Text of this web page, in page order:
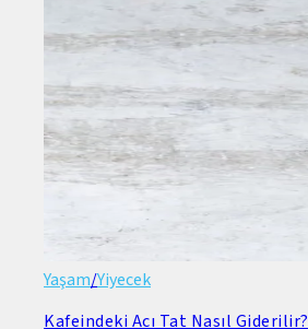
Yaşam/Yiyecek
Kafeindeki Acı Tat Nasıl Giderilir?